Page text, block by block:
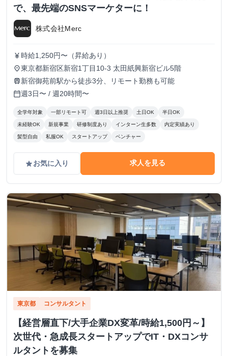
で、最先端のSNSマーケターに！
株式会社Merc
currency_yen 時給1,250円〜（昇給あり）
place東京都新宿区新宿1丁目10-3 太田紙興新宿ビル5階
train 新宿御苑前駅から徒歩3分、リモート勤務も可能
calendar_today週3日〜 / 週20時間〜
全学年対象 一部リモート可 週3日以上推奨 土日OK 半日OK
未経験OK 新規事業 研修制度あり インターン生多数 内定実績あり
髪型自由 私服OK スタートアップ ベンチャー
gradeお気に入り 求人を見る
東京都 コンサルタント
【経営層直下/大手企業DX変革/時給1,500円～】
次世代・急成長スタートアップでIT・DXコンサ
ルタントを募集